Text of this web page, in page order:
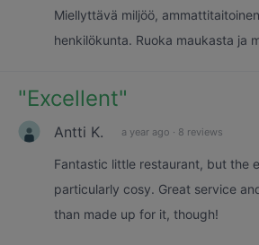
Miellyttävä miljöö,
henkilökunta. Ruoka maukasta ja
"Excellent"
Antti K. a year ago · 8 reviews
Fantastic little restaurant, but the
particularly cosy. Great service
than made up for it, though!